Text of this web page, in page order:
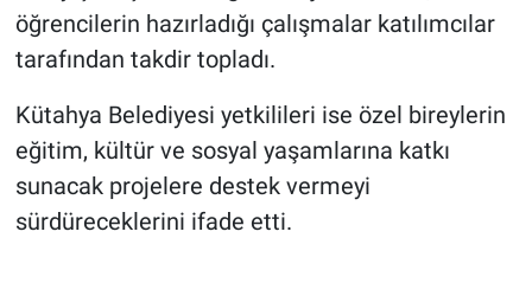
öğrencilerin hazırladığı çalışmalar katılımcılar
tarafından takdir topladı.
Kütahya Belediyesi yetkilileri ise özel bireylerin
eğitim, kültür ve sosyal yaşamlarına katkı
sunacak projelere destek vermeyi
sürdüreceklerini ifade etti.